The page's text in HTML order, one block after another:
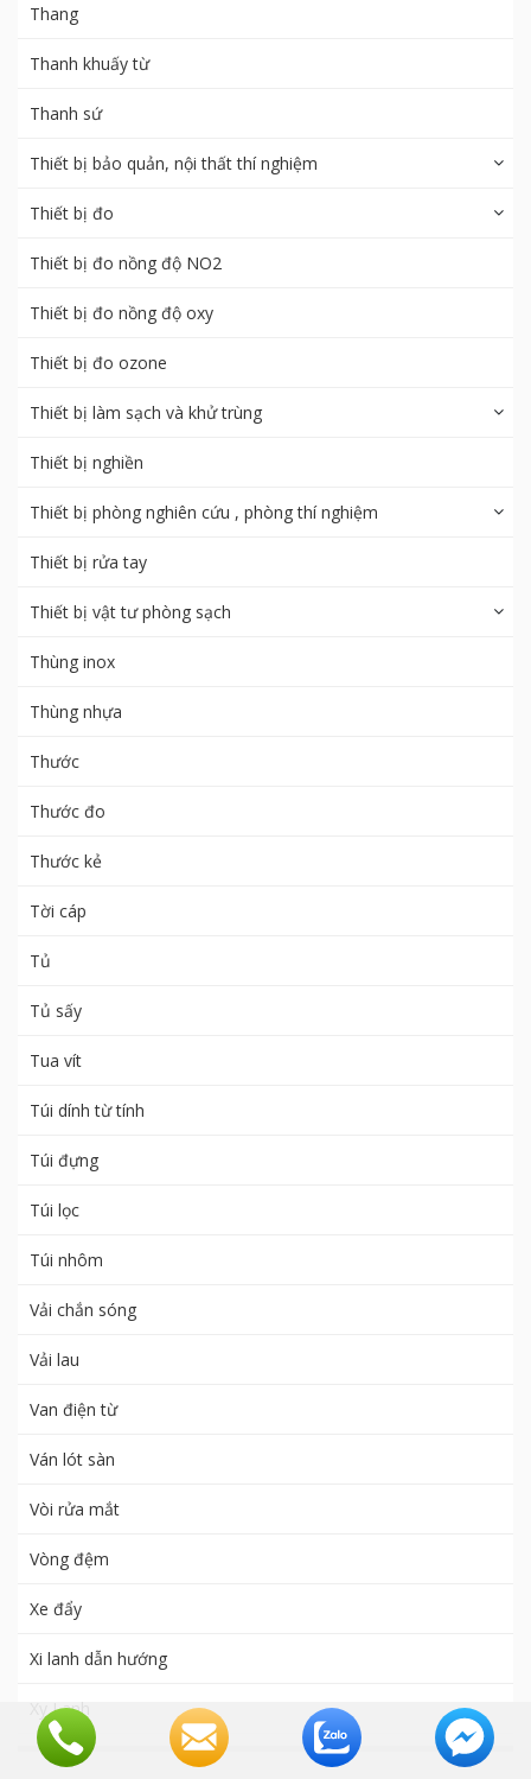
Thang
Thanh khuấy từ
Thanh sứ
Thiết bị bảo quản, nội thất thí nghiệm
Thiết bị đo
Thiết bị đo nồng độ NO2
Thiết bị đo nồng độ oxy
Thiết bị đo ozone
Thiết bị làm sạch và khử trùng
Thiết bị nghiền
Thiết bị phòng nghiên cứu , phòng thí nghiệm
Thiết bị rửa tay
Thiết bị vật tư phòng sạch
Thùng inox
Thùng nhựa
Thước
Thước đo
Thước kẻ
Tời cáp
Tủ
Tủ sấy
Tua vít
Túi dính từ tính
Túi đựng
Túi lọc
Túi nhôm
Vải chắn sóng
Vải lau
Van điện từ
Ván lót sàn
Vòi rửa mắt
Vòng đệm
Xe đẩy
Xi lanh dẫn hướng
Xy Lanh